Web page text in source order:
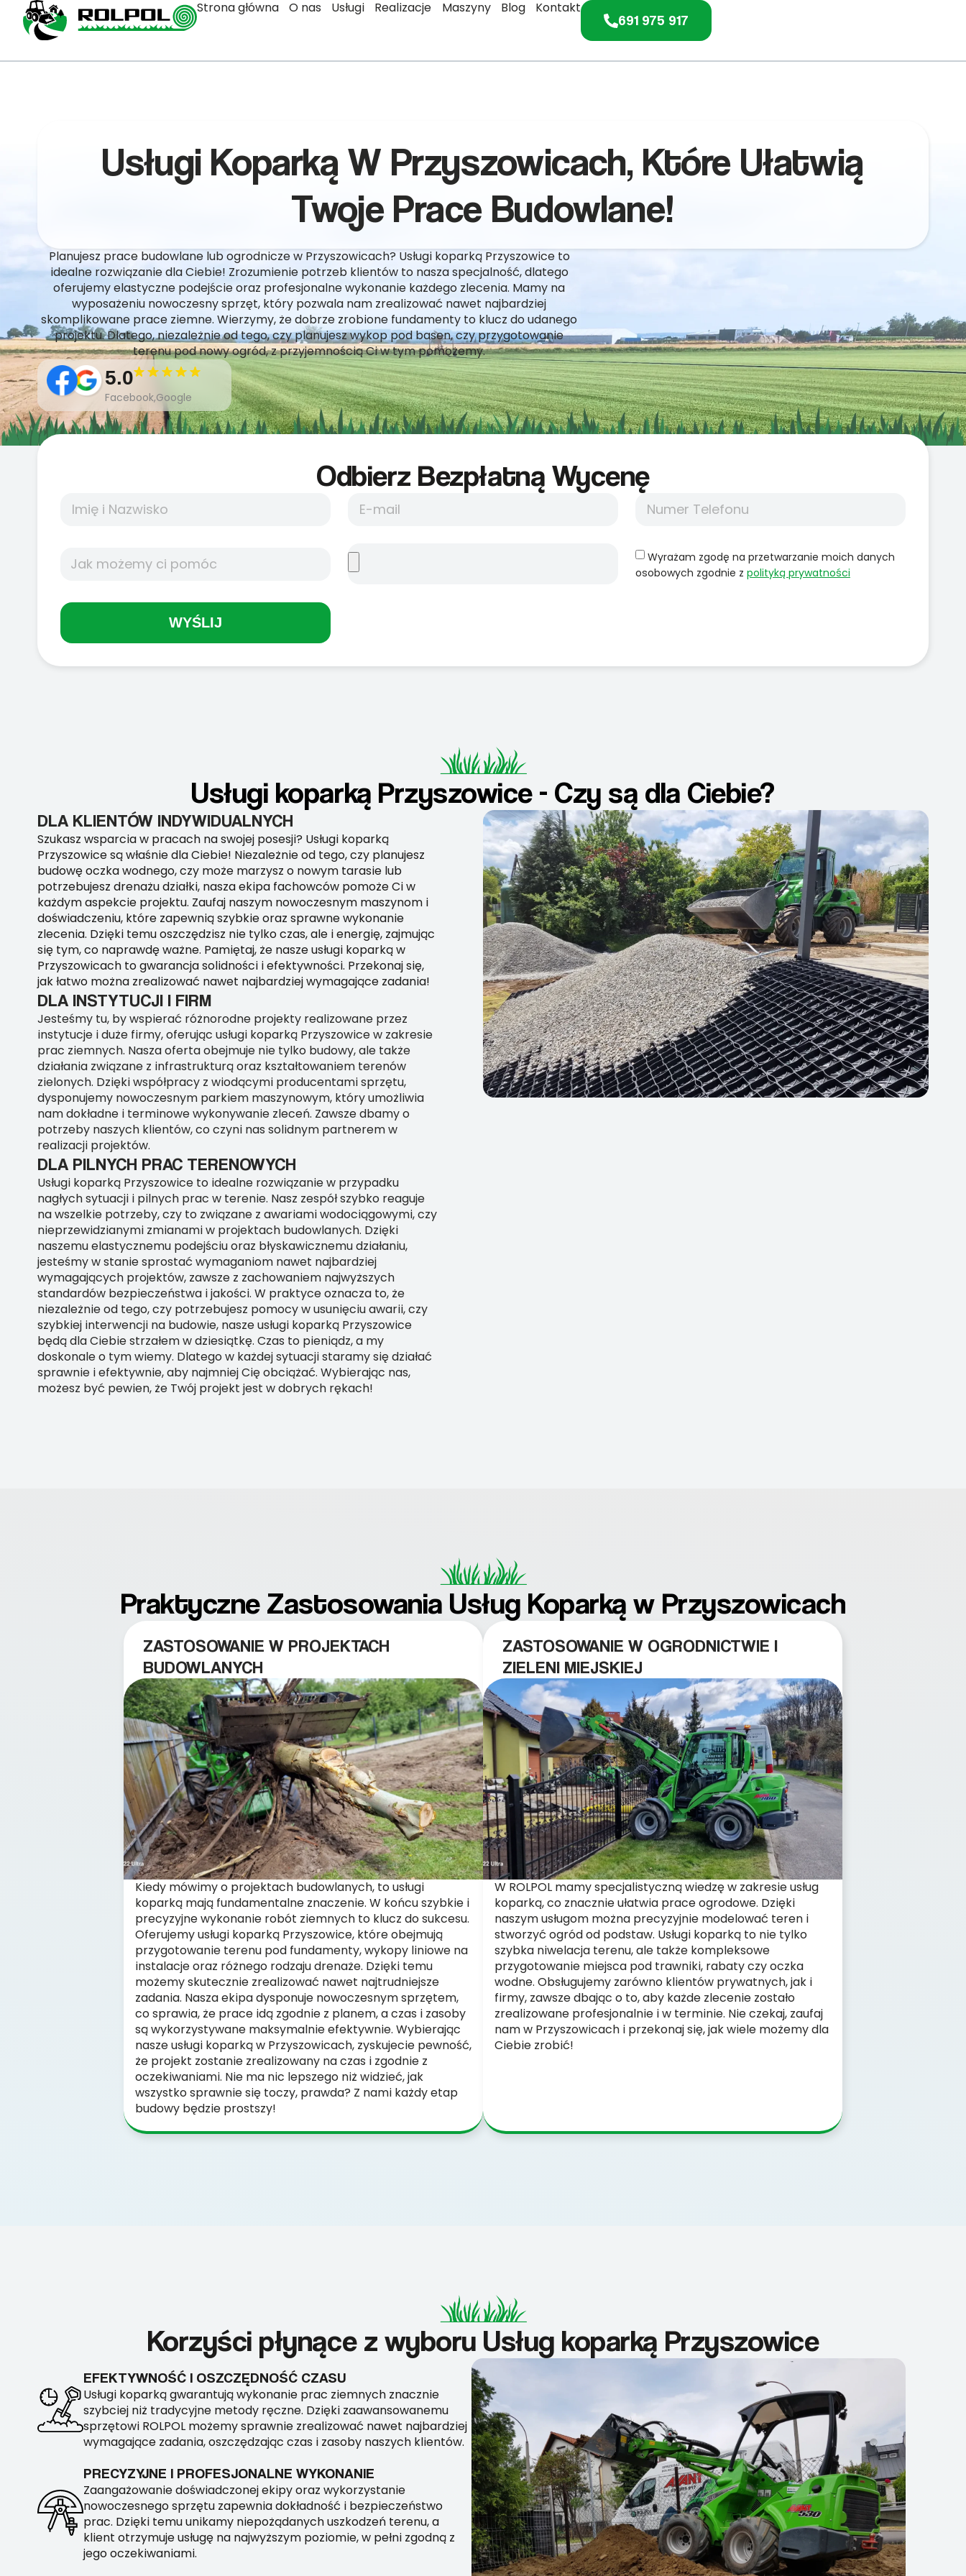
Strona główna O nas Usługi Realizacje Maszyny Blog Kontakt
691 975 917
Usługi Koparką W Przyszowicach, Które Ułatwią
Twoje Prace Budowlane!
Planujesz prace budowlane lub ogrodnicze w Przyszowicach? Usługi koparką Przyszowice to
idealne rozwiązanie dla Ciebie! Zrozumienie potrzeb klientów to nasza specjalność, dlatego
oferujemy elastyczne podejście oraz profesjonalne wykonanie każdego zlecenia. Mamy na
wyposażeniu nowoczesny sprzęt, który pozwala nam zrealizować nawet najbardziej
skomplikowane prace ziemne. Wierzymy, że dobrze zrobione fundamenty to klucz do udanego
projektu. Dlatego, niezależnie od tego, czy planujesz wykop pod basen, czy przygotowanie
terenu pod nowy ogród, z przyjemnością Ci w tym pomożemy.
5.0
Facebook,Google
Odbierz Bezpłatną Wycenę
Wyrażam zgodę na przetwarzanie moich danych
osobowych zgodnie z polityką prywatności
WYŚLIJ
Usługi koparką Przyszowice - Czy są dla Ciebie?
DLA KLIENTÓW INDYWIDUALNYCH
Szukasz wsparcia w pracach na swojej posesji? Usługi koparką
Przyszowice są właśnie dla Ciebie! Niezależnie od tego, czy planujesz
budowę oczka wodnego, czy może marzysz o nowym tarasie lub
potrzebujesz drenażu działki, nasza ekipa fachowców pomoże Ci w
każdym aspekcie projektu. Zaufaj naszym nowoczesnym maszynom i
doświadczeniu, które zapewnią szybkie oraz sprawne wykonanie
zlecenia. Dzięki temu oszczędzisz nie tylko czas, ale i energię, zajmując
się tym, co naprawdę ważne. Pamiętaj, że nasze usługi koparką w
Przyszowicach to gwarancja solidności i efektywności. Przekonaj się,
jak łatwo można zrealizować nawet najbardziej wymagające zadania!
DLA INSTYTUCJI I FIRM
Jesteśmy tu, by wspierać różnorodne projekty realizowane przez
instytucje i duże firmy, oferując usługi koparką Przyszowice w zakresie
prac ziemnych. Nasza oferta obejmuje nie tylko budowy, ale także
działania związane z infrastrukturą oraz kształtowaniem terenów
zielonych. Dzięki współpracy z wiodącymi producentami sprzętu,
dysponujemy nowoczesnym parkiem maszynowym, który umożliwia
nam dokładne i terminowe wykonywanie zleceń. Zawsze dbamy o
potrzeby naszych klientów, co czyni nas solidnym partnerem w
realizacji projektów.
DLA PILNYCH PRAC TERENOWYCH
Usługi koparką Przyszowice to idealne rozwiązanie w przypadku
nagłych sytuacji i pilnych prac w terenie. Nasz zespół szybko reaguje
na wszelkie potrzeby, czy to związane z awariami wodociągowymi, czy
nieprzewidzianymi zmianami w projektach budowlanych. Dzięki
naszemu elastycznemu podejściu oraz błyskawicznemu działaniu,
jesteśmy w stanie sprostać wymaganiom nawet najbardziej
wymagających projektów, zawsze z zachowaniem najwyższych
standardów bezpieczeństwa i jakości. W praktyce oznacza to, że
niezależnie od tego, czy potrzebujesz pomocy w usunięciu awarii, czy
szybkiej interwencji na budowie, nasze usługi koparką Przyszowice
będą dla Ciebie strzałem w dziesiątkę. Czas to pieniądz, a my
doskonale o tym wiemy. Dlatego w każdej sytuacji staramy się działać
sprawnie i efektywnie, aby najmniej Cię obciążać. Wybierając nas,
możesz być pewien, że Twój projekt jest w dobrych rękach!
Praktyczne Zastosowania Usług Koparką w Przyszowicach
ZASTOSOWANIE W PROJEKTACH
BUDOWLANYCH
Kiedy mówimy o projektach budowlanych, to usługi
koparką mają fundamentalne znaczenie. W końcu szybkie i
precyzyjne wykonanie robót ziemnych to klucz do sukcesu.
Oferujemy usługi koparką Przyszowice, które obejmują
przygotowanie terenu pod fundamenty, wykopy liniowe na
instalacje oraz różnego rodzaju drenaże. Dzięki temu
możemy skutecznie zrealizować nawet najtrudniejsze
zadania. Nasza ekipa dysponuje nowoczesnym sprzętem,
co sprawia, że prace idą zgodnie z planem, a czas i zasoby
są wykorzystywane maksymalnie efektywnie. Wybierając
nasze usługi koparką w Przyszowicach, zyskujecie pewność,
że projekt zostanie zrealizowany na czas i zgodnie z
oczekiwaniami. Nie ma nic lepszego niż widzieć, jak
wszystko sprawnie się toczy, prawda? Z nami każdy etap
budowy będzie prostszy!
ZASTOSOWANIE W OGRODNICTWIE I
ZIELENI MIEJSKIEJ
W ROLPOL mamy specjalistyczną wiedzę w zakresie usług
koparką, co znacznie ułatwia prace ogrodowe. Dzięki
naszym usługom można precyzyjnie modelować teren i
stworzyć ogród od podstaw. Usługi koparką to nie tylko
szybka niwelacja terenu, ale także kompleksowe
przygotowanie miejsca pod trawniki, rabaty czy oczka
wodne. Obsługujemy zarówno klientów prywatnych, jak i
firmy, zawsze dbając o to, aby każde zlecenie zostało
zrealizowane profesjonalnie i w terminie. Nie czekaj, zaufaj
nam w Przyszowicach i przekonaj się, jak wiele możemy dla
Ciebie zrobić!
Korzyści płynące z wyboru Usług koparką Przyszowice
EFEKTYWNOŚĆ I OSZCZĘDNOŚĆ CZASU
Usługi koparką gwarantują wykonanie prac ziemnych znacznie
szybciej niż tradycyjne metody ręczne. Dzięki zaawansowanemu
sprzętowi ROLPOL możemy sprawnie zrealizować nawet najbardziej
wymagające zadania, oszczędzając czas i zasoby naszych klientów.
PRECYZYJNE I PROFESJONALNE WYKONANIE
Zaangażowanie doświadczonej ekipy oraz wykorzystanie
nowoczesnego sprzętu zapewnia dokładność i bezpieczeństwo
prac. Dzięki temu unikamy niepożądanych uszkodzeń terenu, a
klient otrzymuje usługę na najwyższym poziomie, w pełni zgodną z
jego oczekiwaniami.